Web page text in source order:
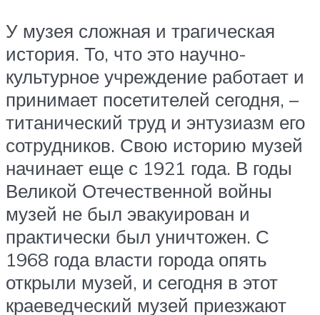
У музея сложная и трагическая
история. То, что это научно-
культурное учреждение работает и
принимает посетителей сегодня, –
титанический труд и энтузиазм его
сотрудников. Свою историю музей
начинает еще с 1921 года. В годы
Великой Отечественной войны
музей не был эвакуирован и
практически был уничтожен. С
1968 года власти города опять
открыли музей, и сегодня в этот
краеведческий музей приезжают